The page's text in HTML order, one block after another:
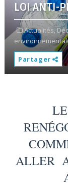
LOI ANTI-
Actualités,
Partager
ALLER